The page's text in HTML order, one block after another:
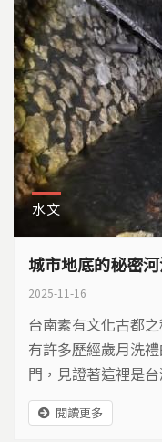
水文
城市地底的秘密
2025-11-16
台南素有文化古都
有許多歷經歲月洗
門，見證著這裡是
除了地面上的古蹟，
閱讀更多